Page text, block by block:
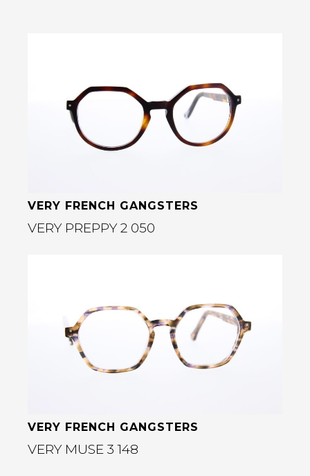
VERY FRENCH GANGSTERS
VERY PREPPY 2 050
VERY FRENCH GANGSTERS
VERY MUSE 3 148